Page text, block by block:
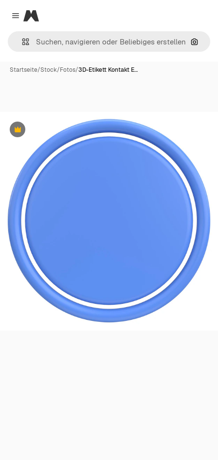
Close menu
Magnific
Nach
Startseite/Stock/Fotos/3D-Etikett Kontakt E…
Premium